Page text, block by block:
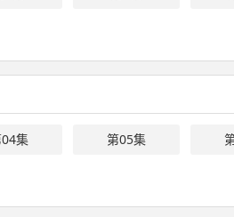
集 第05集